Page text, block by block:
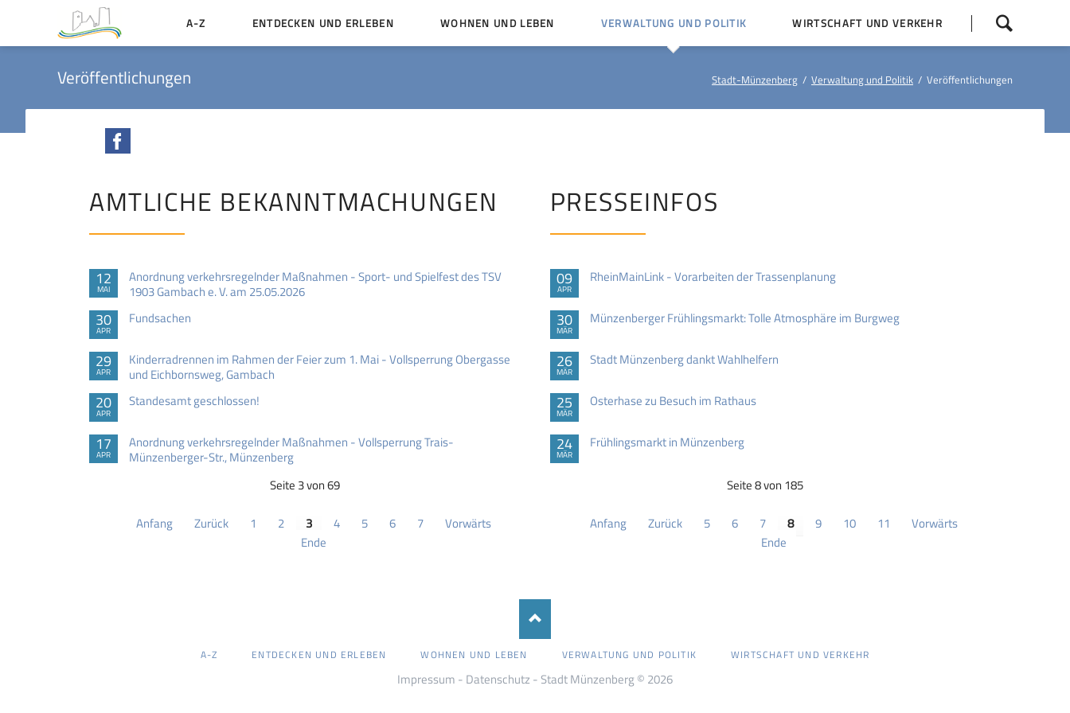
überspringen
A-Z ENTDECKEN UND ERLEBEN WOHNEN UND LEBEN VERWALTUNG UND POLITIK
Politische Gremien
WIRTSCHAFT UND VERKEHR
Veröffentlichungen Stadt-Münzenberg Verwaltung und Politik Veröffentlichungen
AMTLICHE BEKANNTMACHUNGEN
12
MAI
Anordnung verkehrsregelnder Maßnahmen - Sport- und Spielfest des TSV
1903 Gambach e. V. am 25.05.2026
30
APR
Fundsachen
29
APR
Kinderradrennen im Rahmen der Feier zum 1. Mai - Vollsperrung Obergasse
und Eichbornsweg, Gambach
20
APR
Standesamt geschlossen!
17
APR
Anordnung verkehrsregelnder Maßnahmen - Vollsperrung Trais-
Münzenberger-Str., Münzenberg
Seite 3 von 69
Anfang Zurück 1 2 3 4 5 6 7
Vorwärts
Ende
PRESSEINFOS
09
APR
RheinMainLink - Vorarbeiten der Trassenplanung
30
MÄR
Münzenberger Frühlingsmarkt: Tolle Atmosphäre im Burgweg
26
MÄR
Stadt Münzenberg dankt Wahlhelfern
25
MÄR
Osterhase zu Besuch im Rathaus
24
MÄR
Frühlingsmarkt in Münzenberg
Seite 8 von 185
Anfang Zurück 5 6 7 8 9 10 11
Vorwärts
Ende
ÜBERSPRINGEN
A-Z ENTDECKEN UND ERLEBEN WOHNEN UND LEBEN VERWALTUNG UND POLITIK WIRTSCHAFT UND VERKEHR
Impressum - Datenschutz - Stadt Münzenberg © 2026